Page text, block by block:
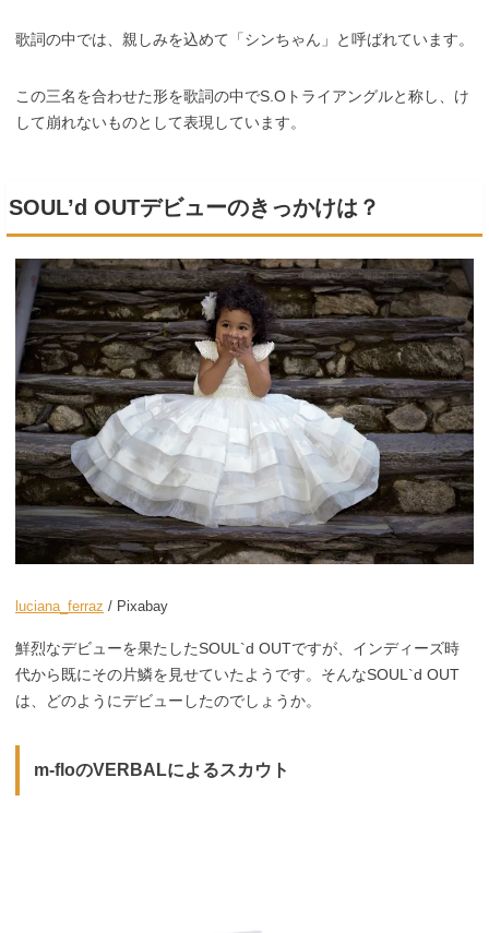
歌詞の中では、親しみを込めて「シンちゃん」と呼ばれています。
この三名を合わせた形を歌詞の中でS.Oトライアングルと称し、け
して崩れないものとして表現しています。
SOUL’d OUTデビューのきっかけは？
luciana_ferraz / Pixabay
鮮烈なデビューを果たしたSOUL`d OUTですが、インディーズ時
代から既にその片鱗を見せていたようです。そんなSOUL`d OUT
は、どのようにデビューしたのでしょうか。
m-floのVERBALによるスカウト